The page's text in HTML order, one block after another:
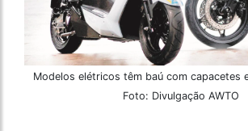
Modelos elétricos têm baú com capacetes
Foto: Divulgação AWTO